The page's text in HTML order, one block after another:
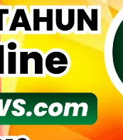
600 kW Diharapkan
yang Beroperasi,
Tangan